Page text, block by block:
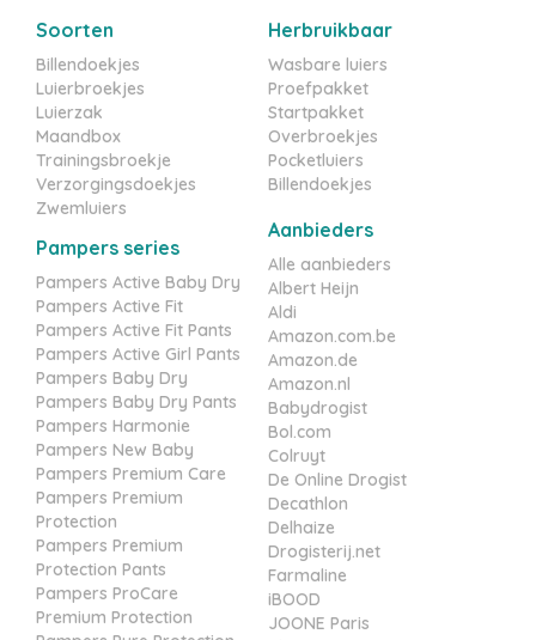
Soorten
Billendoekjes
Luierbroekjes
Luierzak
Maandbox
Trainingsbroekje
Verzorgingsdoekjes
Zwemluiers
Pampers series
Pampers Active Baby Dry
Pampers Active Fit
Pampers Active Fit Pants
Pampers Active Girl Pants
Pampers Baby Dry
Pampers Baby Dry Pants
Pampers Harmonie
Pampers New Baby
Pampers Premium Care
Pampers Premium
Protection
Pampers Premium
Protection Pants
Pampers ProCare
Premium Protection
Herbruikbaar
Wasbare luiers
Proefpakket
Startpakket
Overbroekjes
Pocketluiers
Billendoekjes
Aanbieders
Alle aanbieders
Albert Heijn
Aldi
Amazon.com.be
Amazon.de
Amazon.nl
Babydrogist
Bol.com
Colruyt
De Online Drogist
Decathlon
Delhaize
Drogisterij.net
Farmaline
iBOOD
JOONE Paris